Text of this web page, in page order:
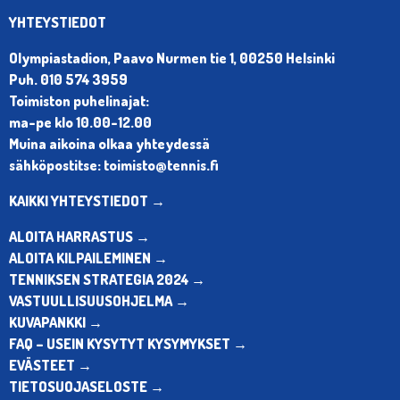
YHTEYSTIEDOT
Olympiastadion, Paavo Nurmen tie 1, 00250 Helsinki
Puh. 010 574 3959
Toimiston puhelinajat:
ma-pe klo 10.00-12.00
Muina aikoina olkaa yhteydessä
sähköpostitse: toimisto@tennis.fi
KAIKKI YHTEYSTIEDOT →
ALOITA HARRASTUS →
ALOITA KILPAILEMINEN →
TENNIKSEN STRATEGIA 2024 →
VASTUULLISUUSOHJELMA →
KUVAPANKKI →
FAQ – USEIN KYSYTYT KYSYMYKSET →
EVÄSTEET →
TIETOSUOJASELOSTE →